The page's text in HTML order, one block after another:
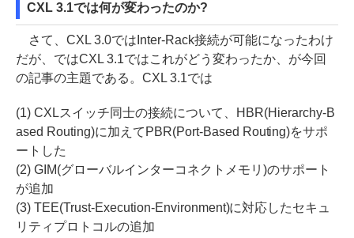
CXL 3.1では何が変わったのか?
さて、CXL 3.0ではInter-Rack接続が可能になったわけ
だが、ではCXL 3.1ではこれがどう変わったか、が今回
の記事の主題である。CXL 3.1では
(1) CXLスイッチ同士の接続について、HBR(Hierarchy-B
ased Routing)に加えてPBR(Port-Based Routing)をサポ
ートした
(2) GIM(グローバルインターコネクトメモリ)のサポート
が追加
(3) TEE(Trust-Execution-Environment)に対応したセキュ
リティプロトコルの追加